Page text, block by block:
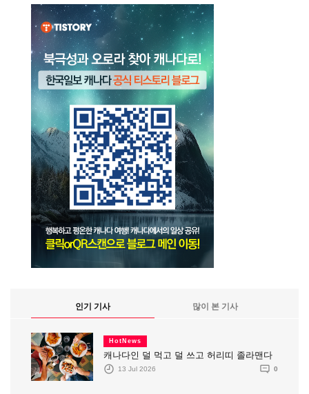
인기 기사 많이 본 기사
HotNews
캐나다인 덜 먹고 덜 쓰고 허리띠 졸라맨다
13 Jul 2026 0